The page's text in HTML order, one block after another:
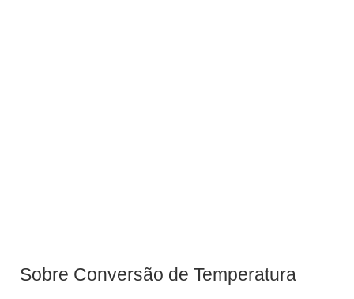
Sobre Conversão de Temperatura